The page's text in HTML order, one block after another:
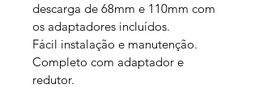
descarga de 68mm e 110mm com
os adaptadores incluídos.
Fácil instalação e manutenção.
Completo com adaptador e
redutor.